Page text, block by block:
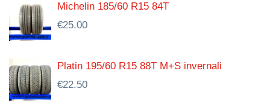
Michelin 185/60 R15 84T
€25.00
Platin 195/60 R15 88T M+S invernali
€22.50